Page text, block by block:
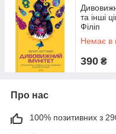
та інші
Філіп
Немає в
390 ₴
Про нас
100% позитивних з 290